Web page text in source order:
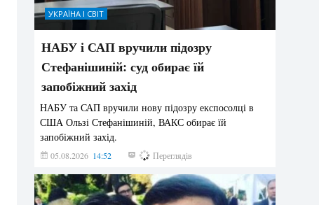
УКРАЇНА І СВІТ
НАБУ і САП вручили підозру
Стефанішиній: суд обирає їй
запобіжний захід
НАБУ та САП вручили нову підозру експосолці в
США Ользі Стефанішиній, ВАКС обирає їй
запобіжний захід.
05.08.2026 14:52 141 Переглядів